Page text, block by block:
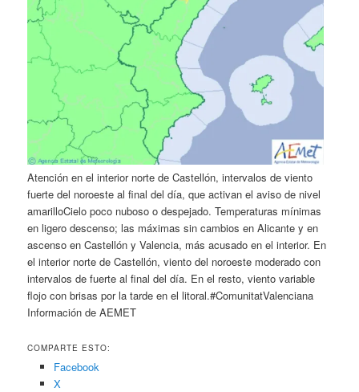
Atención en el interior norte de Castellón, intervalos de viento
fuerte del noroeste al final del día, que activan el aviso de nivel
amarilloCielo poco nuboso o despejado. Temperaturas mínimas
en ligero descenso; las máximas sin cambios en Alicante y en
ascenso en Castellón y Valencia, más acusado en el interior. En
el interior norte de Castellón, viento del noroeste moderado con
intervalos de fuerte al final del día. En el resto, viento variable
flojo con brisas por la tarde en el litoral.#ComunitatValenciana
Información de AEMET
COMPARTE ESTO:
Facebook
X